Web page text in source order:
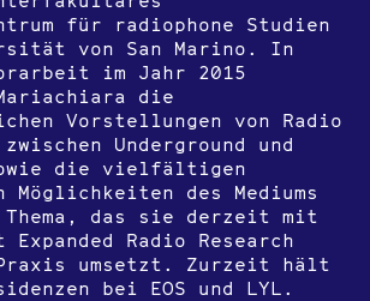
für radiophone Studien
von San Marino. In
im Jahr 2015
die
Vorstellungen von Radio
Underground und
die vielfältigen
Möglichkeiten des Mediums
das sie derzeit mit
Radio Research
umsetzt. Zurzeit hält
bei EOS und LYL.